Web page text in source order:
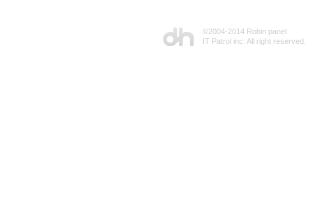
©2004-2014 Robin panel
IT Patrol inc. All right reserved.